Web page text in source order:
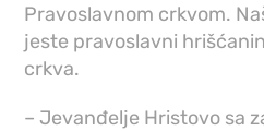
Pravoslavnom crkvom.
jeste pravoslavni
crkva.
– Jevanđelje Hristovo sa